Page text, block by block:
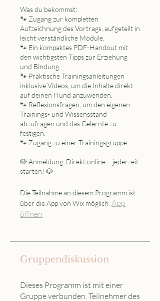
Was du bekommst:
🐾 Zugang zur kompletten
Aufzeichnung des Vortrags, aufgeteilt in
leicht verständliche Module.
🐾 Ein kompaktes PDF-Handout mit
den wichtigsten Tipps zur Erziehung
und Bindung.
🐾 Praktische Trainingsanleitungen
inklusive Videos, um die Inhalte direkt
auf deinen Hund anzuwenden.
🐾 Reflexionsfragen, um den eigenen
Trainings- und Wissensstand
abzufragen und das Gelernte zu
festigen.
🐾 Zugang zu einer Trainingsgruppe.
🐶 Anmeldung: Direkt online – jederzeit
starten! 🐶
Die Teilnahme an diesem Programm ist
über die App von Wix möglich. App
öffnen
Gruppendiskussion
Dieses Programm ist mit einer
Gruppe verbunden. Teilnehmer des